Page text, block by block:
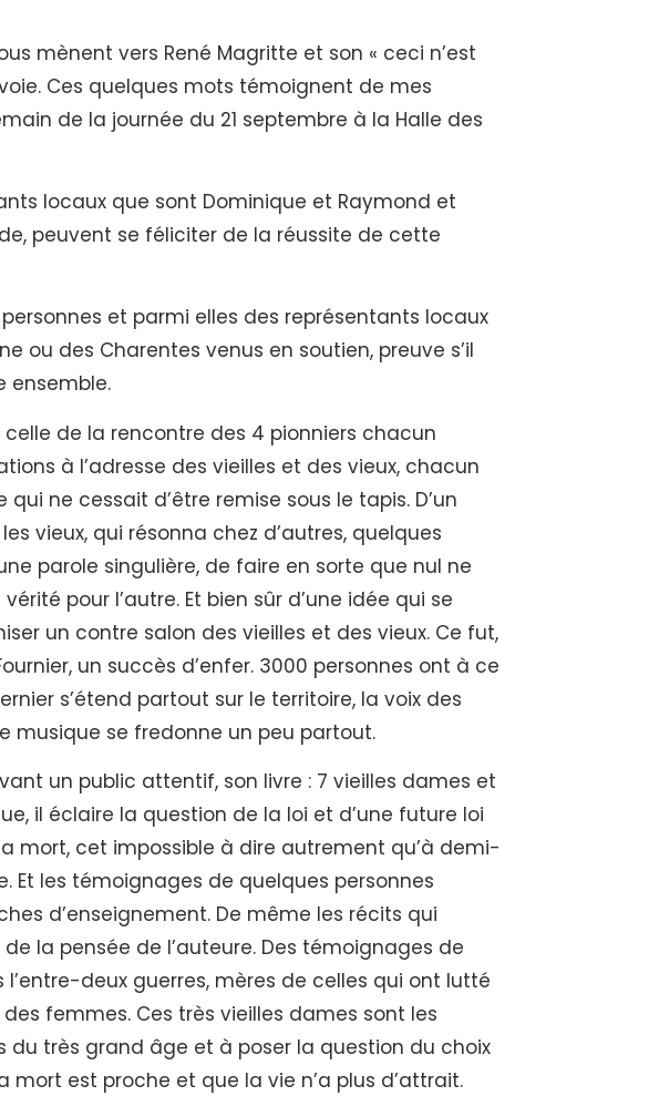
mènent vers René Magritte et son « ceci n’est
Ces quelques mots témoignent de mes
de la journée du 21 septembre à la Halle des
locaux que sont Dominique et Raymond et
peuvent se féliciter de la réussite de cette
et parmi elles des représentants locaux
ou des Charentes venus en soutien, preuve s’il
ensemble.
celle de la rencontre des 4 pionniers chacun
à l’adresse des vieilles et des vieux, chacun
ne cessait d’être remise sous le tapis. D’un
vieux, qui résonna chez d’autres, quelques
parole singulière, de faire en sorte que nul ne
pour l’autre. Et bien sûr d’une idée qui se
contre salon des vieilles et des vieux. Ce fut,
un succès d’enfer. 3000 personnes ont à ce
s’étend partout sur le territoire, la voix des
musique se fredonne un peu partout.
un public attentif, son livre : 7 vieilles dames et
il éclaire la question de la loi et d’une future loi
mort, cet impossible à dire autrement qu’à demi-
Et les témoignages de quelques personnes
d’enseignement. De même les récits qui
la pensée de l’auteure. Des témoignages de
deux guerres, mères de celles qui ont lutté
femmes. Ces très vieilles dames sont les
du très grand âge et à poser la question du choix
mort est proche et que la vie n’a plus d’attrait.